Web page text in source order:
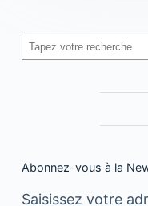
Rechercher
Abonnez-vous à la
Saisissez votre